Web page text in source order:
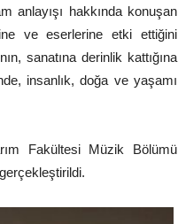
anlayışı hakkında konuşan
ve eserlerine etki ettiğini
sanatına derinlik kattığına
insanlık, doğa ve yaşamı
Fakültesi Müzik Bölümü